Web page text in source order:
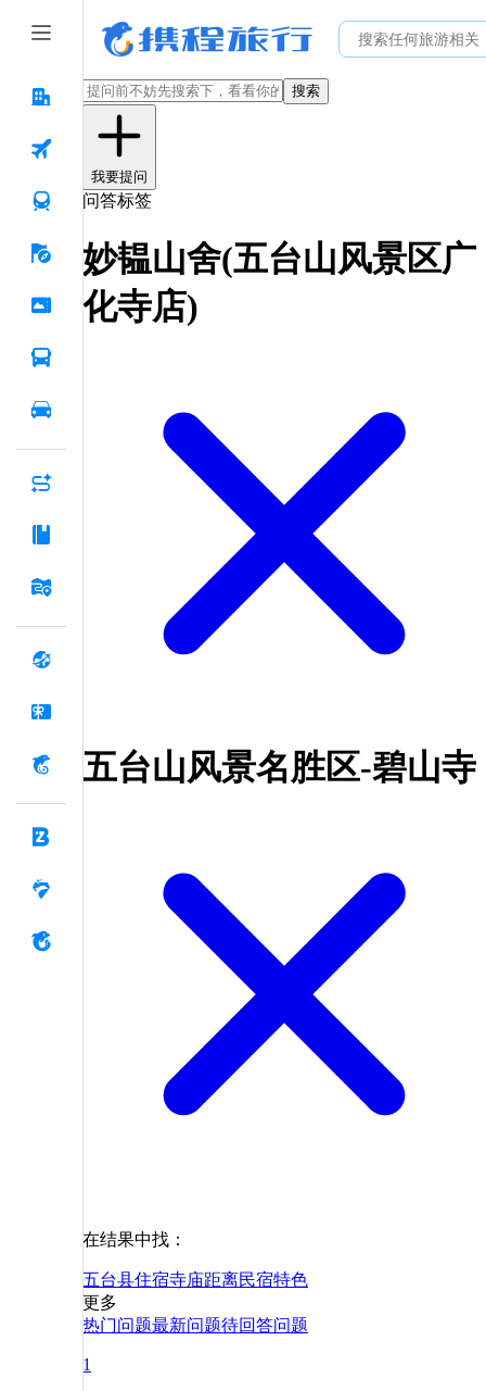
搜索
我要提问
问答标签
妙韫山舍(五台山风景区广
化寺店)
五台山风景名胜区-碧山寺
在结果中找：
五台县住宿寺庙距离民宿特色
更多
热门问题最新问题待回答问题
1